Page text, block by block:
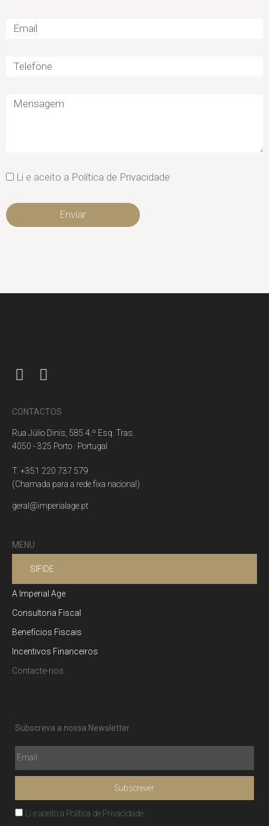
Li e aceito a Política de Privacidade
Enviar
CONTACTOS
Rua Júlio Dinis, 585 4.º Esq. Tras.
4050 - 325 Porto · Portugal
T. +351 220 737 579
(Chamada para a rede fixa nacional)
geral@imperialage.pt
MENU
SIFIDE
A Imperial Age
Consultoria Fiscal
Benefícios Fiscais
Incentivos Financeiros
Contacte-nos
Subscreva a nossa Newsletter
Li e aceito a Política de Privacidade
Subscrever